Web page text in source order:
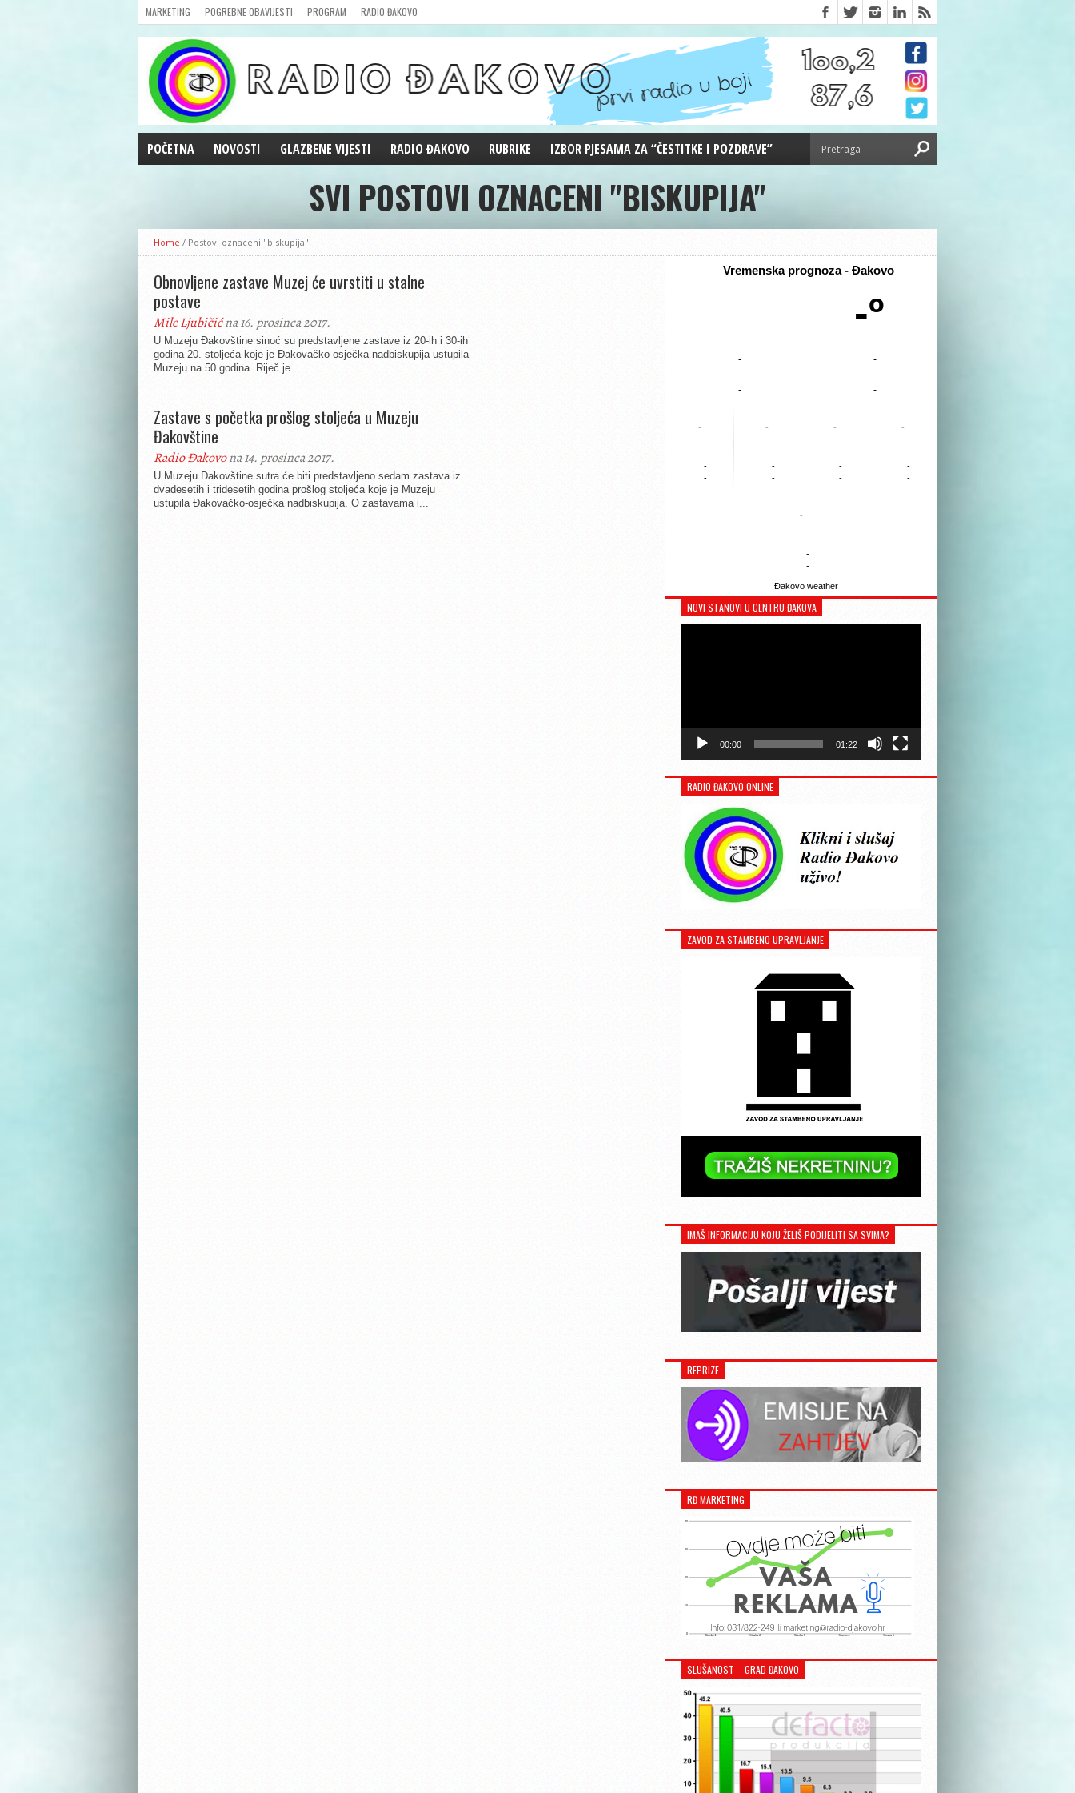
MARKETING POGREBNE OBAVIJESTI PROGRAM RADIO ĐAKOVO
POČETNA NOVOSTI
POLITIKA
GOSPODARSTVO
ŠPORT
REPRIZE EMISIJA
GLAZBENE VIJESTI RADIO ĐAKOVO
MARKETING
RUBRIKE
REPRIZE EMISIJA
DOBRE VIBRACIJE
ĐAKOVO GRADE
IZBOR PJESAMA ZA “ČESTITKE I POZDRAVE”
SVI POSTOVI OZNACENI "BISKUPIJA"
Home / Postovi oznaceni "biskupija"
Obnovljene zastave Muzej će uvrstiti u stalne
postave
Mile Ljubičićna 16. prosinca 2017.
U Muzeju Đakovštine sinoć su predstavljene zastave iz 20-ih i 30-ih
godina 20. stoljeća koje je Đakovačko-osječka nadbiskupija ustupila
Muzeju na 50 godina. Riječ je...
Zastave s početka prošlog stoljeća u Muzeju
Đakovštine
Radio Đakovona 14. prosinca 2017.
U Muzeju Đakovštine sutra će biti predstavljeno sedam zastava iz
dvadesetih i tridesetih godina prošlog stoljeća koje je Muzeju
ustupila Đakovačko-osječka nadbiskupija. O zastavama i...
Vremenska prognoza - Đakovo
-º
-
-
-
-
-
-
-
-
-
-
-
-
-
-
-
-
-
-
-
-
-
-
-
-
-
-
Đakovo weather
NOVI STANOVI U CENTRU ĐAKOVA
00:00 01:22
RADIO ĐAKOVO ONLINE
ZAVOD ZA STAMBENO UPRAVLJANJE
IMAŠ INFORMACIJU KOJU ŽELIŠ PODIJELITI SA SVIMA?
REPRIZE
RĐ MARKETING
SLUŠANOST – GRAD ĐAKOVO